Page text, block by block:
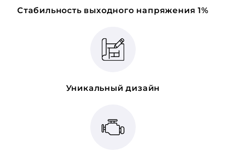
Стабильность выходного напряжения 1%
Уникальный дизайн